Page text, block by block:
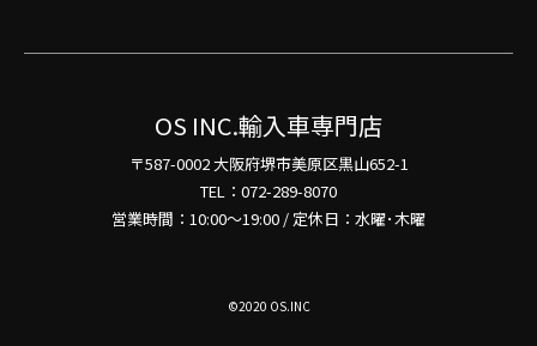
OS INC.輸入車専門店
〒587-0002 大阪府堺市美原区黒山652-1
TEL：072-289-8070
営業時間：10:00～19:00 / 定休日：水曜･木曜
©2020 OS.INC